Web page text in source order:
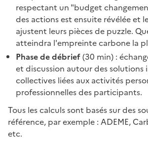
respectant un "budget
des actions est ensuite révélée et
ajustent leurs pièces de puzzle.
atteindra l'empreinte carbone la
Phase de débrief(30 min) :
et discussion autour des solutions
collectives liées aux activités
professionnelles des participants.
Tous les calculs sont basés sur des
référence, par exemple : ADEME,
etc.